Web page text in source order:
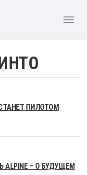
СТАНЕТ ПИЛОТОМ
ALPINE – О БУДУЩЕМ